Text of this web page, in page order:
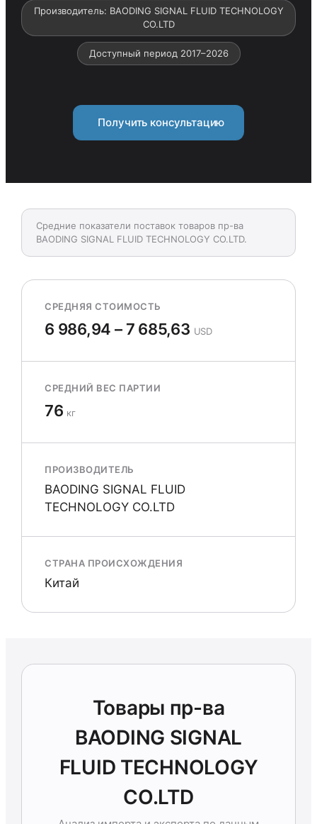
Производитель: BAODING SIGNAL FLUID TECHNOLOGY
CO.LTD
Доступный период 2017–2026
Получить консультацию
Средние показатели поставок товаров пр-ва
BAODING SIGNAL FLUID TECHNOLOGY CO.LTD.
СРЕДНЯЯ СТОИМОСТЬ
6 986,94 – 7 685,63 USD
СРЕДНИЙ ВЕС ПАРТИИ
76 кг
ПРОИЗВОДИТЕЛЬ
BAODING SIGNAL FLUID
TECHNOLOGY CO.LTD
СТРАНА ПРОИСХОЖДЕНИЯ
Китай
Товары пр-ва
BAODING SIGNAL
FLUID TECHNOLOGY
CO.LTD